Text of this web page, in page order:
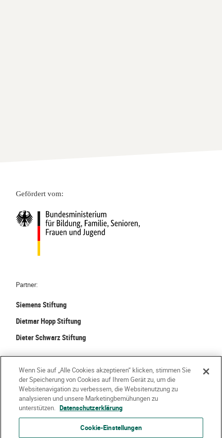
Gefördert vom:
Partner:
Siemens Stiftung
Dietmar Hopp Stiftung
Dieter Schwarz Stiftung
Kontakt Häufige Fragen
Impressum
Datenschutzerklärung
Nutzungsbedingungen
Wenn Sie auf „Alle Cookies akzeptieren“ klicken, stimmen Sie
der Speicherung von Cookies auf Ihrem Gerät zu, um die
Websitenavigation zu verbessern, die Websitenutzung zu
analysieren und unsere Marketingbemühungen zu
unterstützen. Datenschutzerklärung
Cookie-Einstellungen